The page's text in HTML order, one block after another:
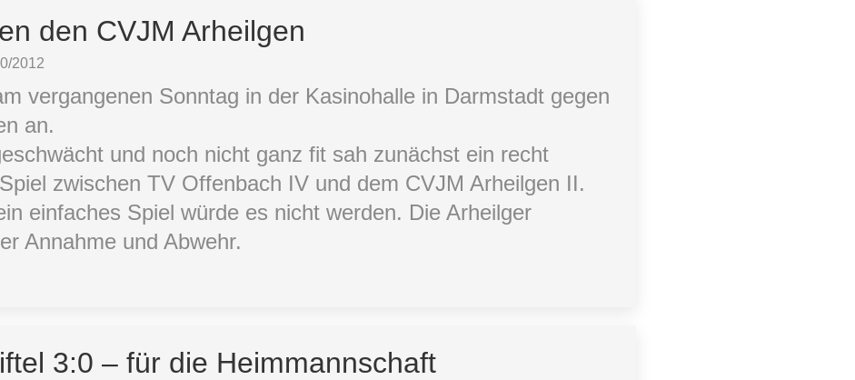
den CVJM Arheilgen
2012
vergangenen Sonntag in der Kasinohalle in Darmstadt gegen
an.
und noch nicht ganz fit sah zunächst ein recht
zwischen TV Offenbach IV und dem CVJM Arheilgen II.
einfaches Spiel würde es nicht werden. Die Arheilger
Annahme und Abwehr.
3:0 – für die Heimmannschaft